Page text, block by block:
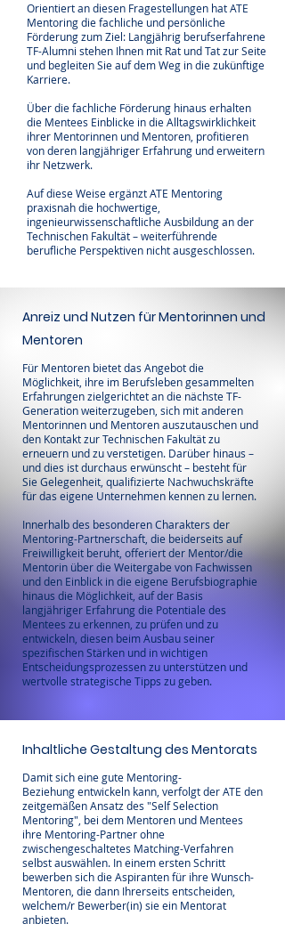
Orientiert an diesen Fragestellungen hat ATE
Mentoring die fachliche und persönliche
Förderung zum Ziel: Langjährig berufserfahrene
TF-Alumni stehen Ihnen mit Rat und Tat zur Seite
und begleiten Sie auf dem Weg in die zukünftige
Karriere.
Über die fachliche Förderung hinaus erhalten
die Mentees Einblicke in die Alltagswirklichkeit
ihrer Mentorinnen und Mentoren, profitieren
von deren langjähriger Erfahrung und erweitern
ihr Netzwerk.
Auf diese Weise ergänzt ATE Mentoring
praxisnah die hochwertige,
ingenieurwissenschaftliche Ausbildung an der
Technischen Fakultät – weiterführende
berufliche Perspektiven nicht ausgeschlossen.
Anreiz und Nutzen für Mentorinnen und
Mentoren
Für Mentoren bietet das Angebot die
Möglichkeit, ihre im Berufsleben gesammelten
Erfahrungen zielgerichtet an die nächste TF-
Generation weiterzugeben, sich mit anderen
Mentorinnen und Mentoren auszutauschen und
den Kontakt zur Technischen Fakultät zu
erneuern und zu verstetigen. Darüber hinaus –
und dies ist durchaus erwünscht – besteht für
Sie Gelegenheit, qualifizierte Nachwuchskräfte
für das eigene Unternehmen kennen zu lernen.
Innerhalb des besonderen Charakters der
Mentoring-Partnerschaft, die beiderseits auf
Freiwilligkeit beruht, offeriert der Mentor/die
Mentorin über die Weitergabe von Fachwissen
und den Einblick in die eigene Berufsbiographie
hinaus die Möglichkeit, auf der Basis
langjähriger Erfahrung die Potentiale des
Mentees zu erkennen, zu prüfen und zu
entwickeln, diesen beim Ausbau seiner
spezifischen Stärken und in wichtigen
Entscheidungsprozessen zu unterstützen und
wertvolle strategische Tipps zu geben.
Inhaltliche Gestaltung des Mentorats
Damit sich eine gute Mentoring-
Beziehungentwickeln kann, verfolgt der ATE den
zeitgemäßen Ansatz des "Self Selection
Mentoring", bei dem Mentoren und Mentees
ihre Mentoring-Partner ohne
zwischengeschaltetes Matching-Verfahren
selbst auswählen. In einem ersten Schritt
bewerben sich die Aspiranten für ihre Wunsch-
Mentoren, die dann Ihrerseits entscheiden,
welchem/r Bewerber(in) sie ein Mentorat
anbieten.